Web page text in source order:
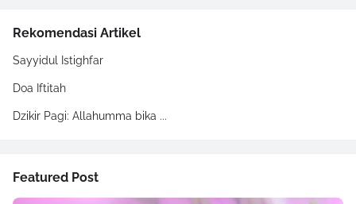
Rekomendasi Artikel
Sayyidul Istighfar
Doa Iftitah
Dzikir Pagi: Allahumma bika ...
Featured Post